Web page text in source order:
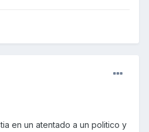
en un atentado a un politico y